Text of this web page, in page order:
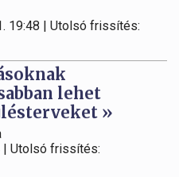
19:48 | Utolsó frissítés:
lehet
»
| Utolsó frissítés: